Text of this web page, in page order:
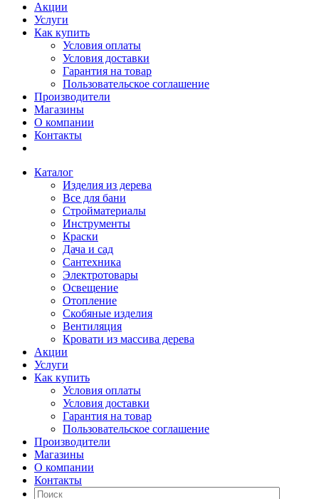
Акции
Услуги
Как купить
Условия оплаты
Условия доставки
Гарантия на товар
Пользовательское соглашение
Производители
Магазины
О компании
Контакты
Каталог
Изделия из дерева
Все для бани
Стройматериалы
Инструменты
Краски
Дача и сад
Сантехника
Электротовары
Освещение
Отопление
Скобяные изделия
Вентиляция
Кровати из массива дерева
Акции
Услуги
Как купить
Условия оплаты
Условия доставки
Гарантия на товар
Пользовательское соглашение
Производители
Магазины
О компании
Контакты